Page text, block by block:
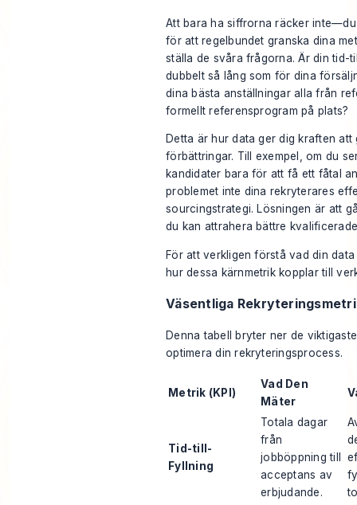
Att bara ha siffrorna räcker
för att regelbundet granska dina
ställa de svåra frågorna. Är din
dubbelt så lång som för dina
dina bästa anställningar alla från
formellt referensprogram på plats?
Detta är hur data ger dig kraften att
förbättringar. Till exempel, om du
kandidater bara för att få ett fåtal
problemet inte dina rekryterares
sourcingstrategi. Lösningen är att
du kan attrahera bättre
För att verkligen förstå vad din
hur dessa kärnmetrik kopplar till
Väsentliga
Denna tabell bryter ner de
optimera din rekryteringsprocess.
Metrik (KPI)
Vad Den
Mäter
Tid-till-
Fyllning
Totala dagar
från
jobböppning till
acceptans av
erbjudande.